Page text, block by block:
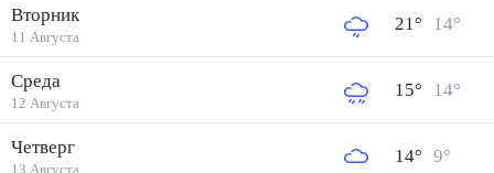
Вторник
11 Августа
21° 14°
Среда
12 Августа
15° 14°
Четверг
13 Августа
14° 9°